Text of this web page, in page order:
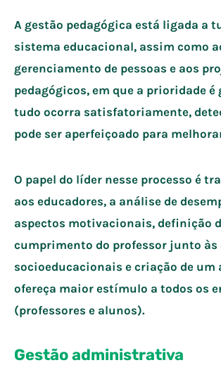
A gestão pedagógica está ligada a
sistema educacional, assim como
gerenciamento de pessoas e aos
pedagógicos, em que a prioridade
tudo ocorra satisfatoriamente,
pode ser aperfeiçoado para
O papel do líder nesse processo é
aos educadores, a análise de
aspectos motivacionais, definição
cumprimento do professor junto às
socioeducacionais e criação de um
ofereça maior estímulo a todos os
(professores e alunos).
Gestão administrativa